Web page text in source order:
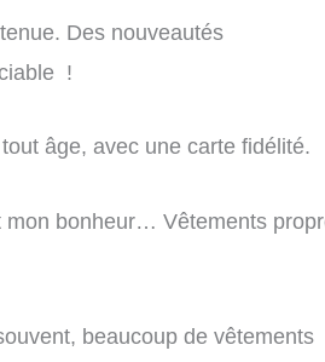
Des nouveautés
!
âge, avec une carte fidélité.
mon bonheur… Vêtements
beaucoup de vêtements